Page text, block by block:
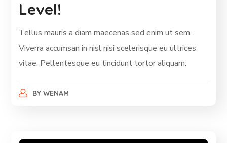
Level!
Tellus mauris a diam maecenas sed enim ut sem.
Viverra accumsan in nisl nisi scelerisque eu ultrices
vitae. Pellentesque eu tincidunt tortor aliquam.
BY WENAM